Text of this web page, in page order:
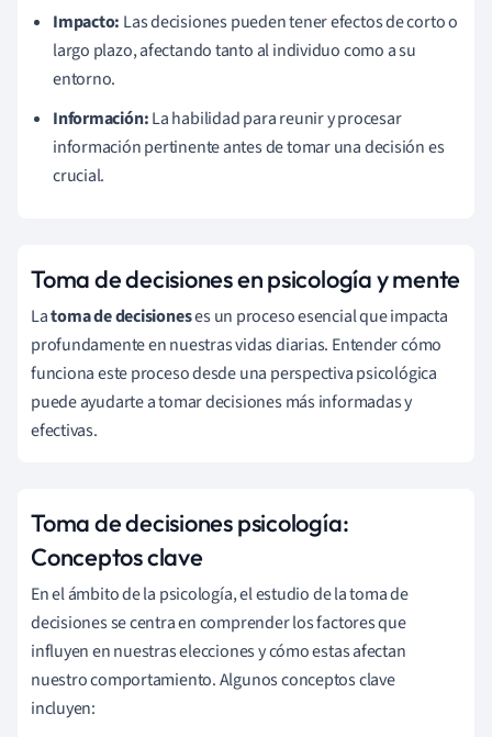
Impacto: Las decisiones pueden tener efectos de corto o
largo plazo, afectando tanto al individuo como a su
entorno.
Información:La habilidad para reunir y procesar
información pertinente antes de tomar una decisión es
crucial.
Toma de decisiones en psicología y mente
Latoma de decisioneses un proceso esencial que impacta
profundamente en nuestras vidas diarias. Entender cómo
funciona este proceso desde una perspectiva psicológica
puede ayudarte a tomar decisiones más informadas y
efectivas.
Toma de decisiones psicología:
Conceptos clave
En el ámbito de la psicología, el estudio de la toma de
decisiones se centra en comprender los factores que
influyen en nuestras elecciones y cómo estas afectan
nuestro comportamiento. Algunos conceptos clave
incluyen: